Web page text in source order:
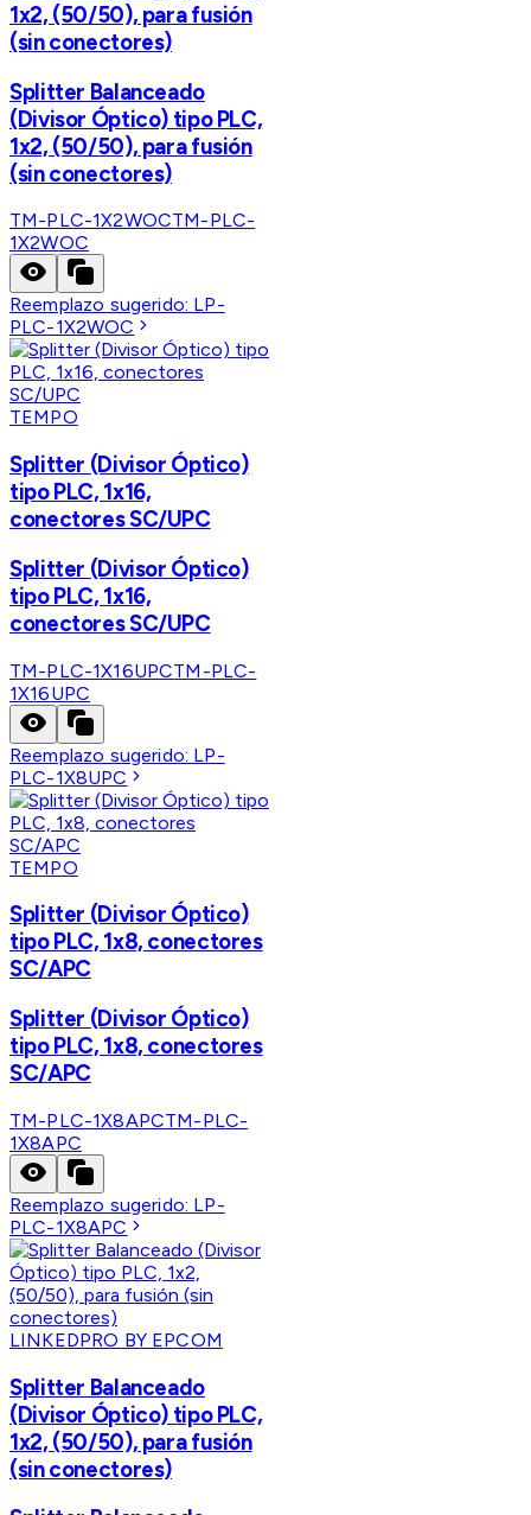
1x2, (50/50), para fusión
(sin conectores)
Splitter Balanceado
(Divisor Óptico) tipo PLC,
1x2, (50/50), para fusión
(sin conectores)
TM-PLC-1X2WOCTM-PLC-
1X2WOC
Reemplazo sugerido: LP-
PLC-1X2WOC
TEMPO
Splitter (Divisor Óptico)
tipo PLC, 1x16,
conectores SC/UPC
Splitter (Divisor Óptico)
tipo PLC, 1x16,
conectores SC/UPC
TM-PLC-1X16UPCTM-PLC-
1X16UPC
Reemplazo sugerido: LP-
PLC-1X8UPC
TEMPO
Splitter (Divisor Óptico)
tipo PLC, 1x8, conectores
SC/APC
Splitter (Divisor Óptico)
tipo PLC, 1x8, conectores
SC/APC
TM-PLC-1X8APCTM-PLC-
1X8APC
Reemplazo sugerido: LP-
PLC-1X8APC
LINKEDPRO BY EPCOM
Splitter Balanceado
(Divisor Óptico) tipo PLC,
1x2, (50/50), para fusión
(sin conectores)